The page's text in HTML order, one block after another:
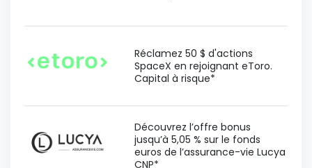
Réclamez 50 $ d'actions
SpaceX en rejoignant eToro.
Capital à risque*
Découvrez l’offre bonus
jusqu’à 5,05 % sur le fonds
euros de l’assurance-vie Lucya
CNP*